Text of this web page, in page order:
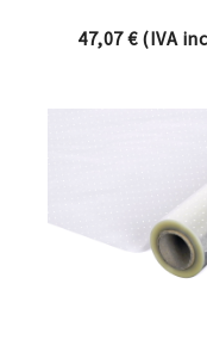
47,07€(IVA